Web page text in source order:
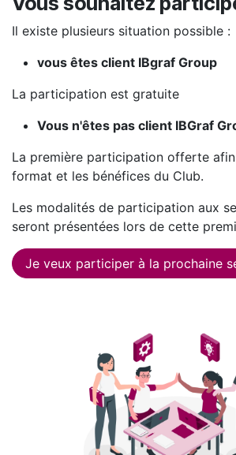
Il existe plusieurs situation possible :
vous êtes client IBgraf Group
La participation est gratuite
Vous n'êtes pas client IBGraf
La première participation offerte
format et les bénéfices du Club.
Les modalités de participation aux
seront présentées lors de cette
Je veux participer à la prochaine